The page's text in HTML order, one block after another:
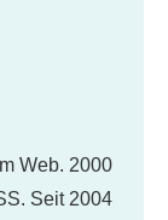
Web. 2000
Seit 2004